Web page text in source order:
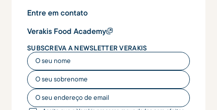
Entre em contato
Verakis Food Academy
SUBSCREVA A NEWSLETTER VERAKIS
O seu nome
O seu nome
O seu endereço de email